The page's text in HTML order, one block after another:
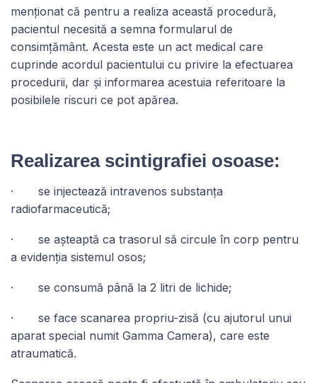
menționat că pentru a realiza această procedură,
pacientul necesită a semna formularul de
consimțământ. Acesta este un act medical care
cuprinde acordul pacientului cu privire la efectuarea
procedurii, dar și informarea acestuia referitoare la
posibilele riscuri ce pot apărea.
Realizarea scintigrafiei osoase:
· se injectează intravenos substanța
radiofarmaceutică;
· se așteaptă ca trasorul să circule în corp pentru
a evidenția sistemul osos;
· se consumă până la 2 litri de lichide;
· se face scanarea propriu-zisă (cu ajutorul unui
aparat special numit Gamma Camera), care este
atraumatică.